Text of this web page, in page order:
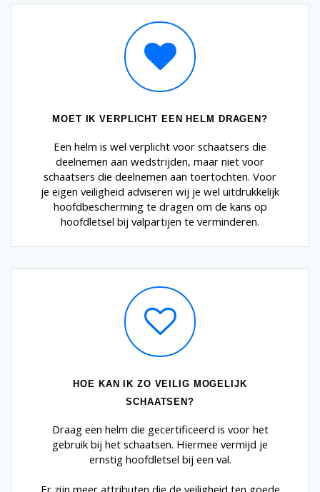
MOET IK VERPLICHT EEN HELM DRAGEN?
Een helm is wel verplicht voor schaatsers die
deelnemen aan wedstrijden, maar niet voor
schaatsers die deelnemen aan toertochten. Voor
je eigen veiligheid adviseren wij je wel uitdrukkelijk
hoofdbescherming te dragen om de kans op
hoofdletsel bij valpartijen te verminderen.
HOE KAN IK ZO VEILIG MOGELIJK
SCHAATSEN?
Draag een helm die gecertificeerd is voor het
gebruik bij het schaatsen. Hiermee vermijd je
ernstig hoofdletsel bij een val.